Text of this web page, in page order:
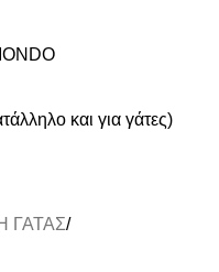
ΘΕΣΣΑΛΟΝΙΚΗΣ
ΓΑΤΑΣ